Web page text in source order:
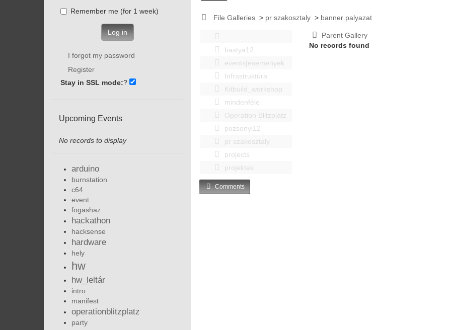
File Galleries > pr szakosztaly > banner palyazat
bastya12
events|esemenyek
Infrastruktúra
Kitbuild_workshop
mindenféle
Operation Blitzplatz
pozsonyi12
pr szakosztaly
projects
projektek
Parent Gallery
No records found
Comments
Remember me (for 1 week)
Log in
I forgot my password
Register
Stay in SSL mode:?
Upcoming Events
No records to display
arduino
burnstation
c64
event
fogashaz
hackathon
hacksense
hardware
hely
hw
hw_leltár
intro
manifest
operationblitzplatz
party